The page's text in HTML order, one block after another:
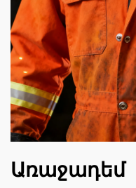
Առաջադեմ